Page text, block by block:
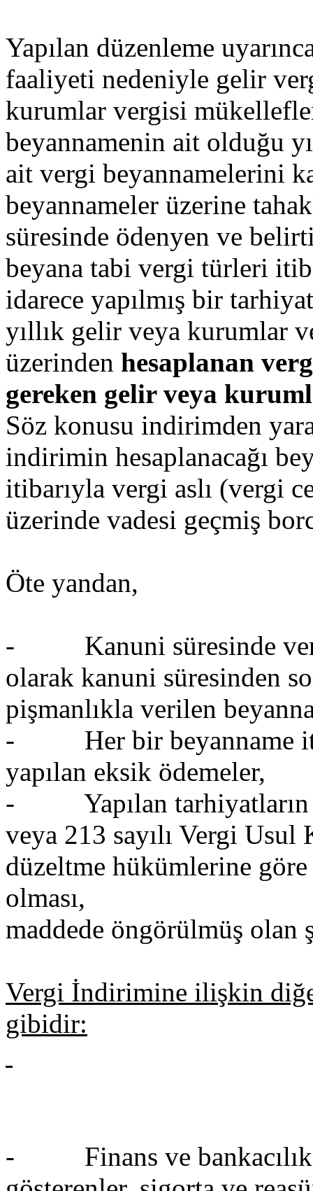
Yapılan düzenleme
faaliyeti nedeniyle gelir
kurumlar vergisi
beyannamenin ait olduğu
ait vergi beyannamelerini
beyannameler üzerine
süresinde ödenyen ve
beyana tabi vergi türleri
idarece yapılmış bir
yıllık gelir veya kurumlar
üzerinden hesaplanan
gereken gelir veya
Söz konusu indirimden
indirimin hesaplanacağı
itibarıyla vergi aslı (vergi
üzerinde vadesi geçmiş
Öte yandan,
- Kanuni süresinde
olarak kanuni süresinden
pişmanlıkla verilen
- Her bir beyanname
yapılan eksik ödemeler,
- Yapılan tarhiyatların
veya 213 sayılı Vergi Usul
düzeltme hükümlerine göre
olması,
maddede öngörülmüş olan
Vergi İndirimine ilişkin
gibidir:
- Finans ve bankacılık